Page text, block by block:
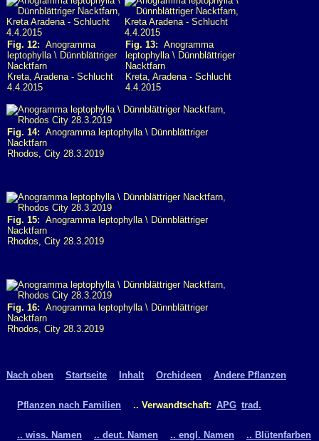
Fig. 12: Anogramma
leptophylla \ Dünnblättriger
Nacktfarn
Kreta, Aradena - Schlucht
4.4.2015
Fig. 13: Anogramma
leptophylla \ Dünnblättriger
Nacktfarn
Kreta, Aradena - Schlucht
4.4.2015
Fig. 14: Anogramma leptophylla \ Dünnblättriger
Nacktfarn
Rhodos, City 28.3.2019
Fig. 15: Anogramma leptophylla \ Dünnblättriger
Nacktfarn
Rhodos, City 28.3.2019
Fig. 16: Anogramma leptophylla \ Dünnblättriger
Nacktfarn
Rhodos, City 28.3.2019
Nach oben Startseite Inhalt Orchideen Andere Pflanzen
Pflanzen nach Familien .. Verwandtschaft: APG trad.
.. wiss. Namen .. deut. Namen .. engl. Namen .. Blütenfarben